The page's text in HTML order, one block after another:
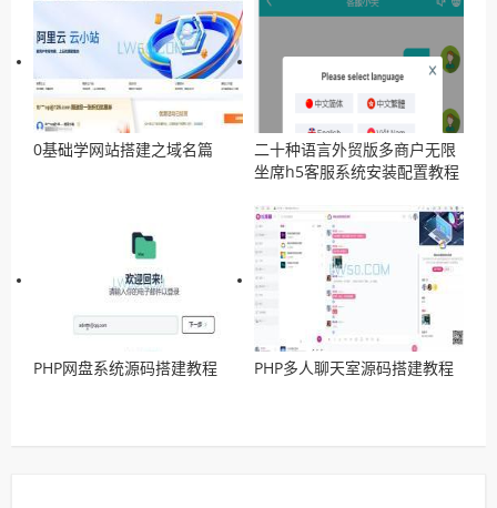
0基础学网站搭建之域名篇
二十种语言外贸版多商户无限
坐席h5客服系统安装配置教程
PHP网盘系统源码搭建教程 PHP多人聊天室源码搭建教程